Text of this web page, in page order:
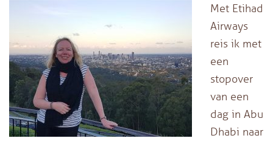
Met Etihad
Airways
reis ik met
een
stopover
van een
dag in Abu
Dhabi naar